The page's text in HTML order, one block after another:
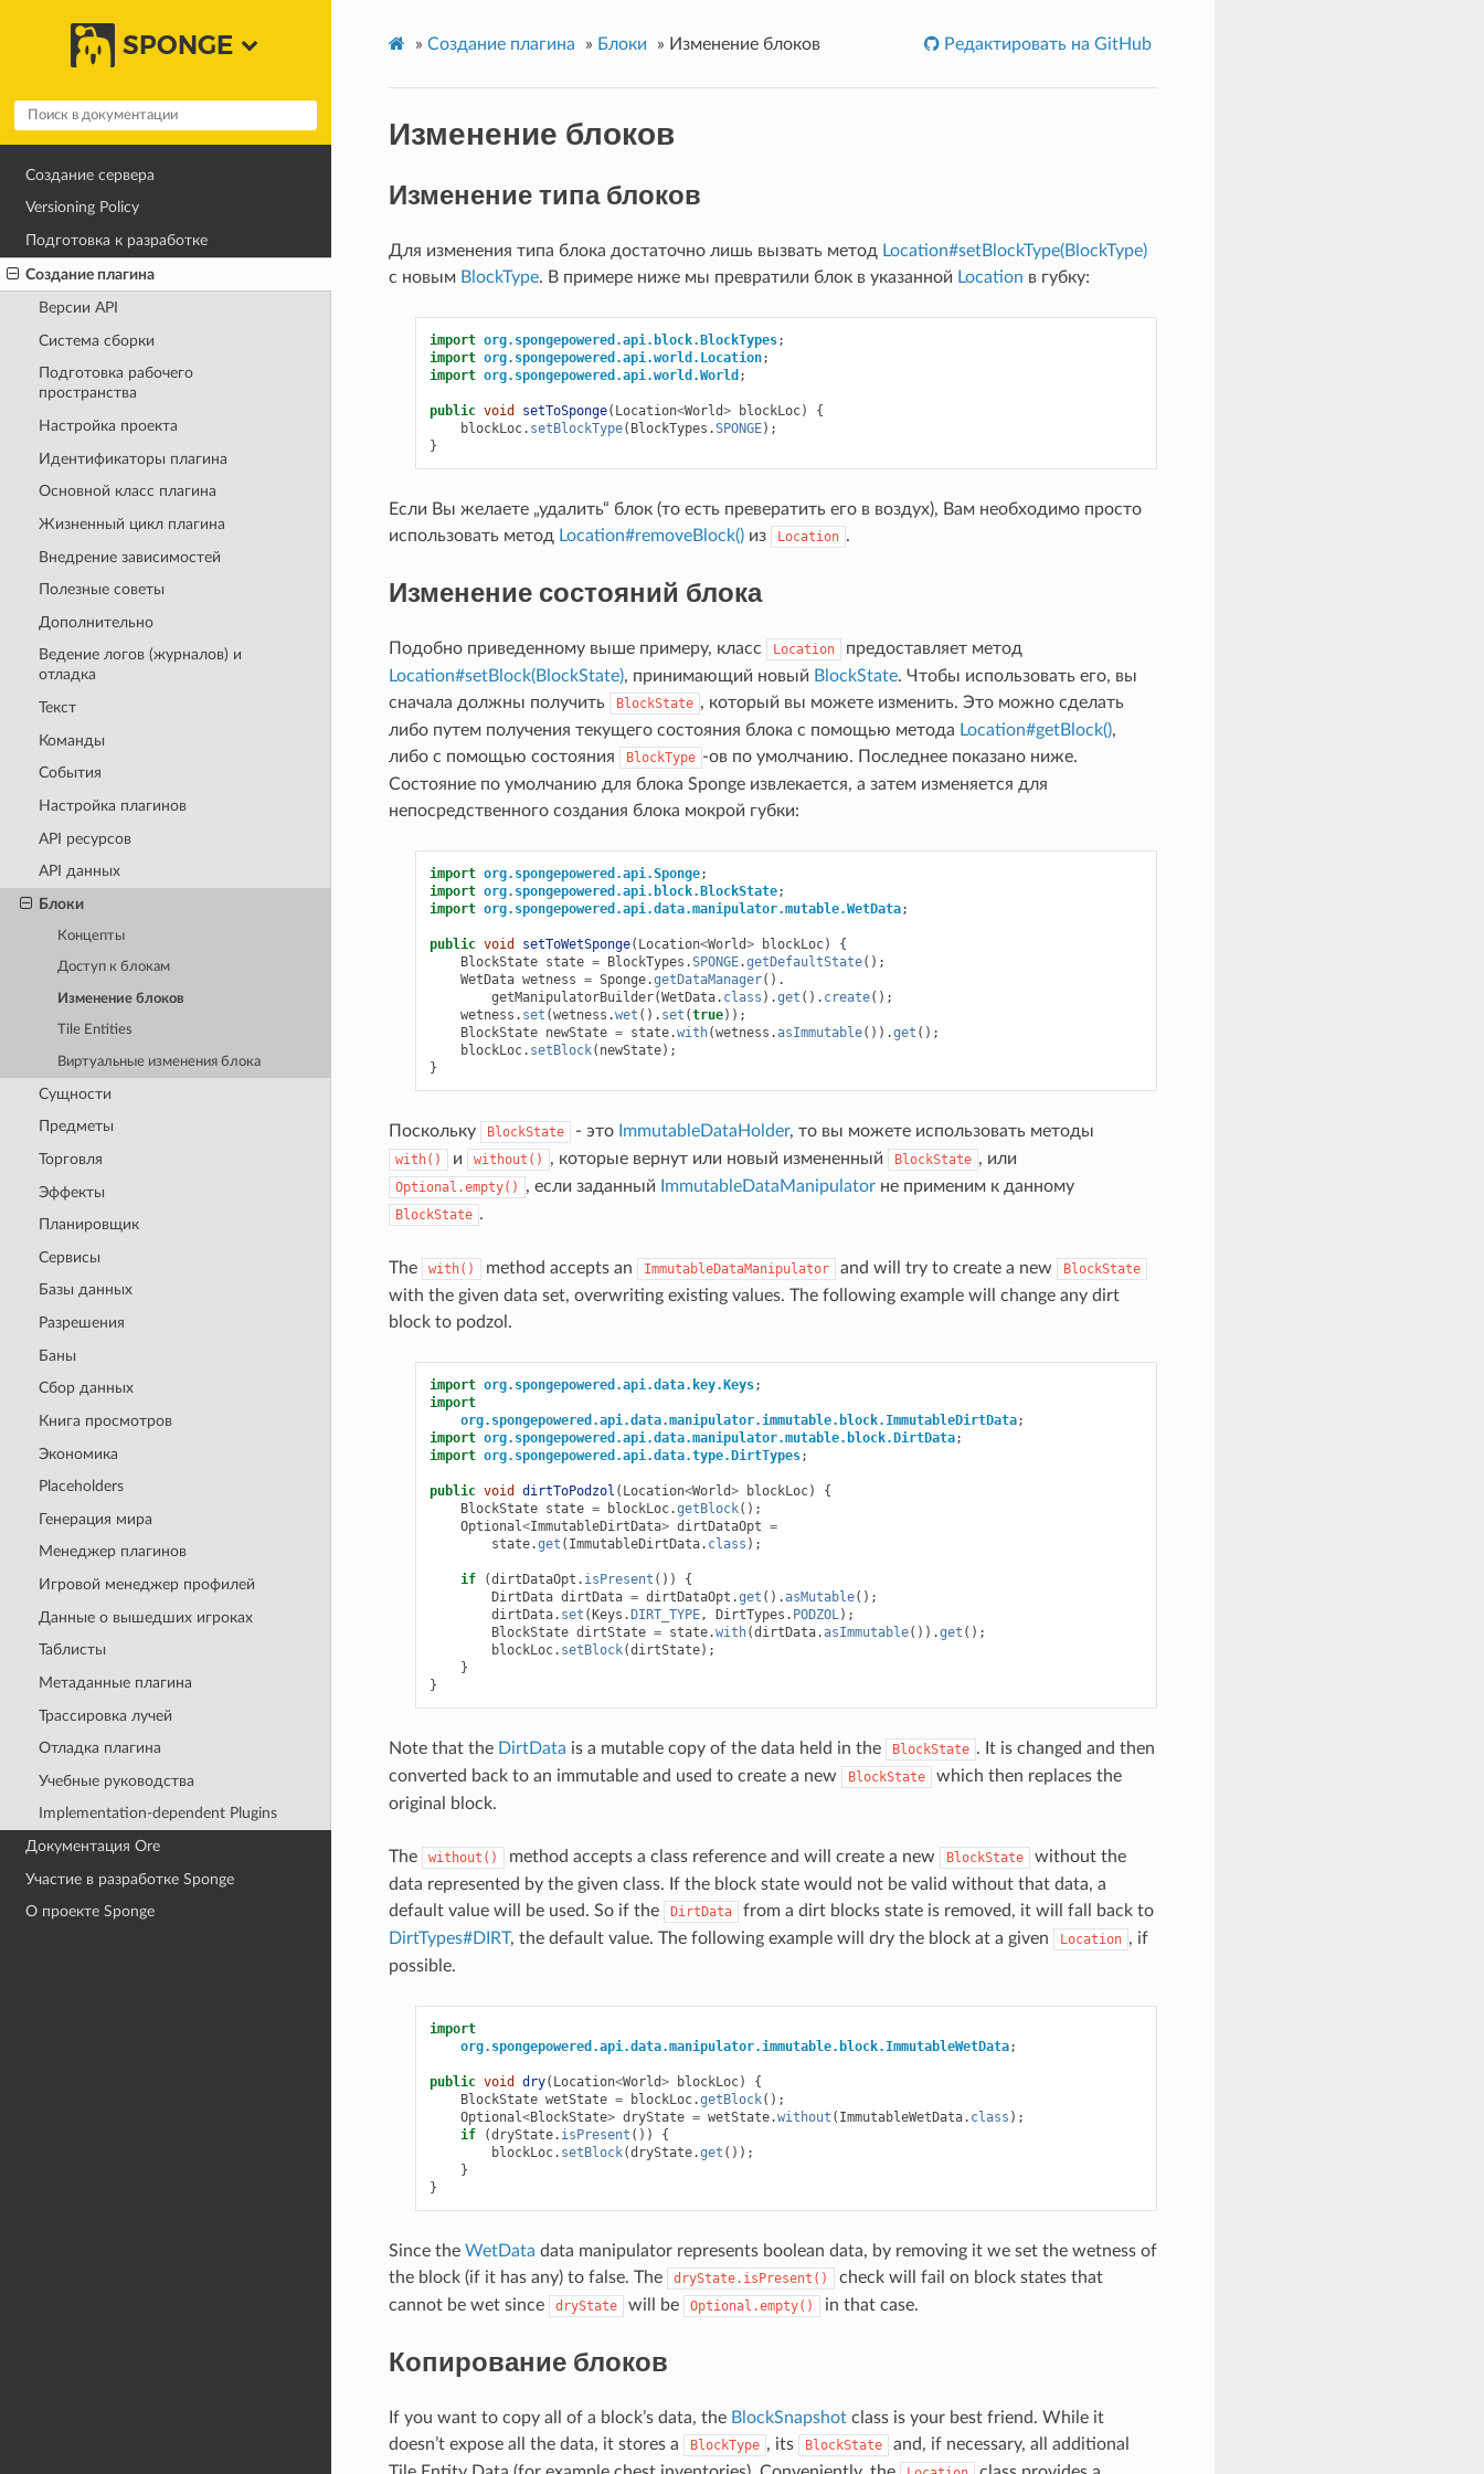
SPONGE
Создание сервера
Versioning Policy
Подготовка к разработке
Создание плагина
Версии API
Система сборки
Подготовка рабочего
пространства
Настройка проекта
Идентификаторы плагина
Основной класс плагина
Жизненный цикл плагина
Внедрение зависимостей
Полезные советы
Дополнительно
Ведение логов (журналов) и
отладка
Текст
Команды
События
Настройка плагинов
API ресурсов
API данных
Блоки
Концепты
Доступ к блокам
Изменение блоков
Tile Entities
Виртуальные изменения блока
Сущности
Предметы
Торговля
Эффекты
Планировщик
Сервисы
Базы данных
Разрешения
Баны
Сбор данных
Книга просмотров
Экономика
Placeholders
Генерация мира
Менеджер плагинов
Игровой менеджер профилей
Данные о вышедших игроках
Таблисты
Метаданные плагина
Трассировка лучей
Отладка плагина
Учебные руководства
Implementation-dependent Plugins
Документация Ore
Участие в разработке Sponge
О проекте Sponge
» Создание плагина » Блоки » Изменение блоков Редактировать на GitHub
Изменение блоков
Изменение типа блоков
Для изменения типа блока достаточно лишь вызвать метод Location#setBlockType(BlockType)
с новым BlockType. В примере ниже мы превратили блок в указанной Location в губку:
import org.spongepowered.api.block.BlockTypes;
import org.spongepowered.api.world.Location;
import org.spongepowered.api.world.World ;
public void setToSponge( Location<World> blockLoc)
{
blockLoc. setBlockType( BlockTypes .SPONGE);
}
Если Вы желаете „удалить“ блок (то есть превератить его в воздух), Вам необходимо просто
использовать метод Location#removeBlock()из Location .
Изменение состояний блока
Подобно приведенному выше примеру, класс Location
предоставляет метод
Location#setBlock(BlockState), принимающий новый BlockState. Чтобы использовать его, вы
сначала должны получить
BlockState , который вы можете изменить. Это можно сделать
либо путем получения текущего состояния блока с помощью метода Location#getBlock(),
либо с помощью состояния
BlockType -ов по умолчанию. Последнее показано ниже.
Состояние по умолчанию для блока Sponge извлекается, а затем изменяется для
непосредственного создания блока мокрой губки:
import org.spongepowered.api.Sponge;
import org.spongepowered.api.block.BlockState;
import org.spongepowered.api.data.manipulator.mutable.WetData;
public void setToWetSponge( Location<World> blockLoc)
{
BlockState state = BlockTypes .SPONGE.getDefaultState();
WetData wetness = Sponge.getDataManager().
getManipulatorBuilder(WetData. class ).get (). create();
wetness . set (wetness .wet (). set (true));
BlockState newState = state.with(wetness .asImmutable()).get ();
blockLoc. setBlock( newState);
}
Поскольку BlockState - это ImmutableDataHolder, то вы можете использовать методы
with() и without() , которые вернут или новый измененный BlockState , или
Optional.empty() , если заданный ImmutableDataManipulatorне применим к данному
BlockState .
The with() method accepts an ImmutableDataManipulator and will try to create a new BlockState
with the given data set, overwriting existing values. The following example will change any dirt
block to podzol.
import org.spongepowered.api.data.key.Keys;
import
org.spongepowered.api.data.manipulator.immutable.block.ImmutableDirtData;
import org.spongepowered.api.data.manipulator.mutable.block.DirtData;
import org.spongepowered.api.data.type.DirtTypes;
public void dirtToPodzol ( Location<World> blockLoc)
{
BlockState state = blockLoc.getBlock();
Optional<ImmutableDirtData> dirtDataOpt =
state.get ( ImmutableDirtData. class );
if (dirtDataOpt . isPresent ())
{
DirtData dirtData = dirtDataOpt .get ().asMutable();
dirtData. set (Keys .DIRT_TYPE, DirtTypes . PODZOL);
BlockState dirtState = state.with(dirtData.asImmutable()).get ();
blockLoc. setBlock(dirtState);
}
}
Note that the DirtData is a mutable copy of the data held in the BlockState . It is changed and then
converted back to an immutable and used to create a new
BlockState
which then replaces the
original block.
The without() method accepts a class reference and will create a new BlockState
without the
data represented by the given class. If the block state would not be valid without that data, a
default value will be used. So if the
DirtData
from a dirt blocks state is removed, it will fall back to
DirtTypes#DIRT, the default value. The following example will dry the block at a given Location , if
possible.
import
org.spongepowered.api.data.manipulator.immutable.block.ImmutableWetData;
public void dry( Location<World> blockLoc)
{
BlockState wetState = blockLoc.getBlock();
Optional<BlockState> dryState = wetState.without ( ImmutableWetData. class );
if
(dryState. isPresent ())
{
blockLoc. setBlock(dryState.get ());
}
}
Since the WetData data manipulator represents boolean data, by removing it we set the wetness of
the block (if it has any) to false. The
dryState.isPresent()
check will fail on block states that
cannot be wet since
dryState will be Optional.empty() in that case.
Копирование блоков
If you want to copy all of a block’s data, the BlockSnapshotclass is your best friend. While it
doesn’t expose all the data, it stores a
BlockType , its BlockState
and, if necessary, all additional